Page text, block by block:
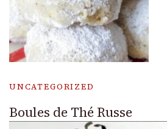
UNCATEGORIZED
Boules de Thé Russe